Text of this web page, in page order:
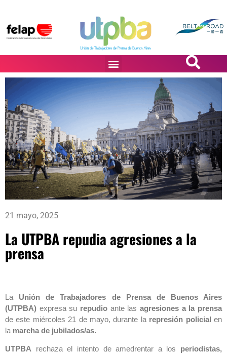
21 mayo, 2025
La UTPBA repudia agresiones a la
prensa
La Unión de Trabajadores de Prensa de Buenos Aires
(UTPBA) expresa su repudio ante las agresiones a la prensa
de este miércoles 21 de mayo, durante la represión policial en
la marcha de jubilados/as.
UTPBA rechaza el intento de amedrentar a los periodistas,